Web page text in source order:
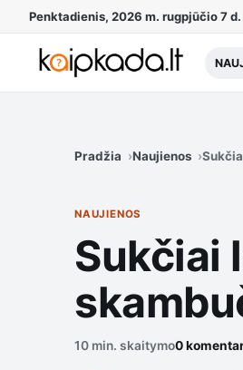
Penktadienis, 2026 m. rugpjūčio 7 d.
Pradžia Naujienos
NAUJIENOS
Sukčiai
10 min. skaitymo0